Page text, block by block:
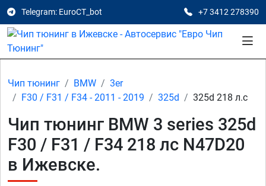
Telegram: EuroCT_bot +7 3412 278390
Чип тюнинг BMW
3er
F30 / F31 / F34 - 2011 - 2019
325d 325d 218 л.с
Чип тюнинг BMW 3 series 325d
F30 / F31 / F34 218 лс N47D20
в Ижевске.